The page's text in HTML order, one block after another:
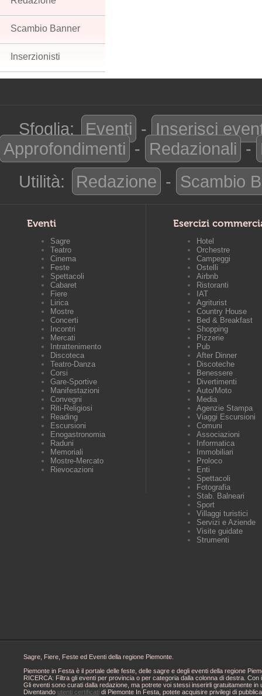
Scambio Banner
Inserzionisti
Sfoglia: Eventi - Inserisci
Approfondimenti - Redazionali -
Utilità:
Redazione - Scambio
Eventi
Sagre
Teatro
Cinema
Feste
Spettacoli
Cabaret
Fiere
Lirica
Mostre
Concerti
Incontri
Mercati
Intrattenimento
Discoteca
Teatro-Danza
Corsi
Gare-Sportive
Manifestazioni
Convegni
Riti-Religiosi
Reading
Escursioni
Enogastronomia
Raduni
Memoriali
Mostre-Mercato
Rievocazioni
Esercizi
Hotel
Orchestre
Campeggi
Ostelli
Airbnb
Ristoranti
IAT
Agriturist
Country House
Bed & Breakfast
Shopping
Pizzerie
Pub
After Dinner
Discoteche
Benessere
Divertimenti
Auto/Moto
Media
Agenzie Stampa
Viaggi Escursioni
Comuni
Associazioni
Informatica
Immobiliari
Proloco
Enti
Spettacoli
Fotografia
Stab. Balneari
Sport
Villaggi turistici
Servizi e Aziende
Visite guidate
Strumenti
Sagre, Fiere, Feste ed Eventi della regione Piemonte.
Piemonte in Festa è il portale delle feste, delle sagre e degli eventi della regione
RICERCA: Filtra gli eventi per provincia o per categoria dalla colonna di destra.
Gli eventi sono curati dalla redazione, ma potrete voi stessi inserirli gratuitamente
Diventando utenti certificati di Piemonte In Festa, potete acquisire privilegi di